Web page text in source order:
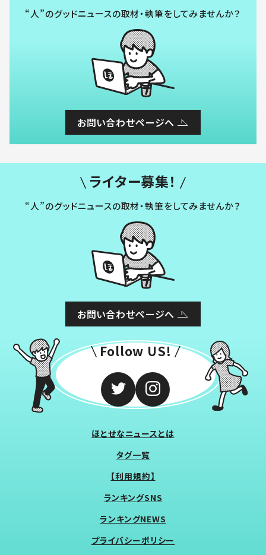
“人”のグッドニュースの取材・執筆をしてみませんか？
お問い合わせページへ
ライター募集！
“人”のグッドニュースの取材・執筆をしてみませんか？
お問い合わせページへ
Follow US!
ほとせなニュースとは
タグ一覧
【利用規約】
ランキングSNS
ランキングNEWS
プライバシーポリシー